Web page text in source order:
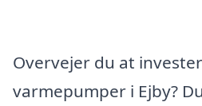
Overvejer du at
varmepumper i Ejby?